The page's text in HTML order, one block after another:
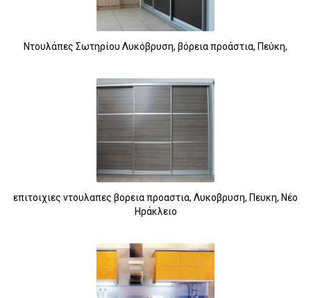
Ντουλάπες Σωτηρίου Λυκόβρυση, βόρεια προάστια, Πεύκη,
επιτοιχιες ντουλαπες βορεια προαστια, Λυκοβρυση, Πευκη, Νέο
Ηράκλειο